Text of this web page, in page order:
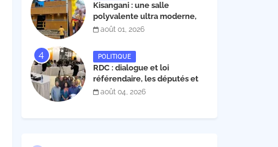
Kisangani : une salle
polyvalente ultra moderne,
construite par l'entrepreneur
dans la commune de Kabondo
août 01, 2026
POLITIQUE
RDC : dialogue et loi
référendaire, les députés et
sénateurs de l’UDPS et sa
août 04, 2026